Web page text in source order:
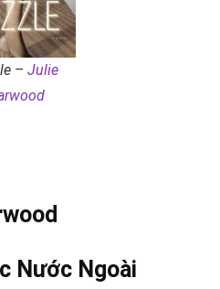
– Julie
Nước Ngoài